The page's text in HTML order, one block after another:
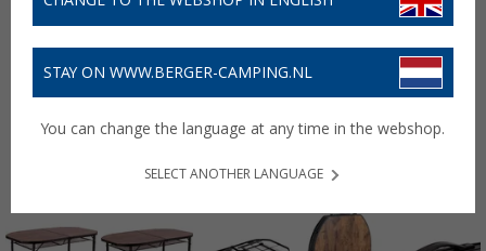
STAY ON WWW.BERGER-CAMPING.NL
You can change the language at any time in the webshop.
SELECT ANOTHER LANGUAGE